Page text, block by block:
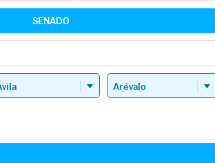
SENADO